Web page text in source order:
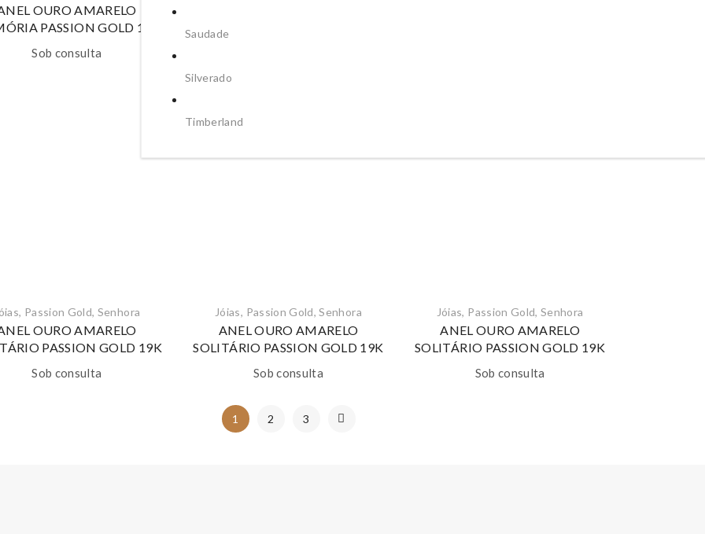
Saudade
Silverado
Timberland
OURO AMARELO
PASSION GOLD 19K
Sob consulta
MEMÓRIA PASSION GOLD 19K
, Passion Gold, Senhora
OURO AMARELO
PASSION GOLD 19K
Sob consulta
Jóias, Passion Gold,Senhora
ANEL OURO AMARELO
SOLITÁRIO PASSION GOLD 19K
Sob consulta
Jóias, Passion Gold,Senhora
ANEL OURO AMARELO
SOLITÁRIO PASSION GOLD 19K
Sob consulta
1 2 3